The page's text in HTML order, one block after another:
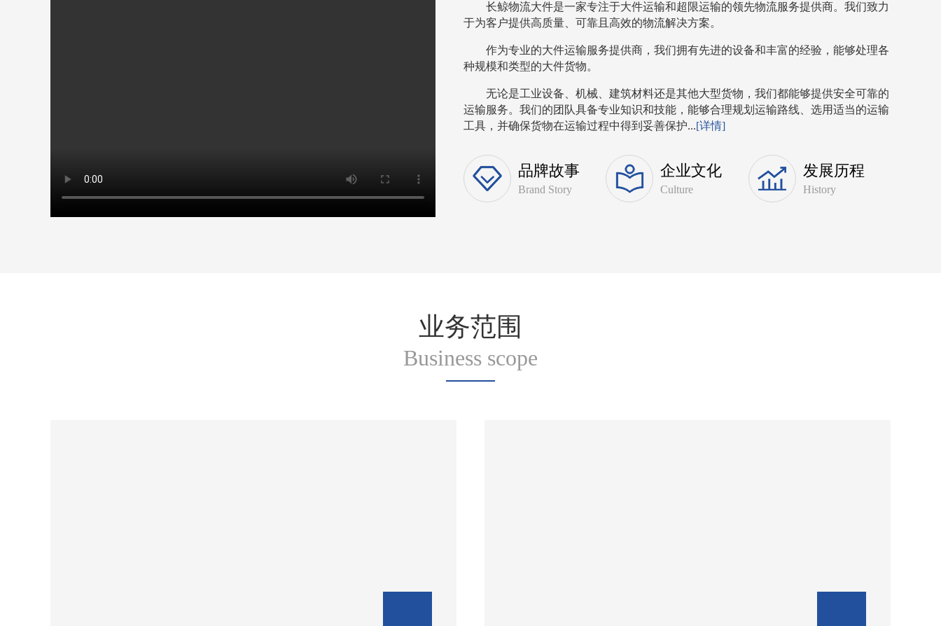
长鲸物流大件是一家专注于大件运输和超限运输的领先物流服务提供商。我们致力
于为客户提供高质量、可靠且高效的物流解决方案。
作为专业的大件运输服务提供商，我们拥有先进的设备和丰富的经验，能够处理各
种规模和类型的大件货物。
无论是工业设备、机械、建筑材料还是其他大型货物，我们都能够提供安全可靠的
运输服务。我们的团队具备专业知识和技能，能够合理规划运输路线、选用适当的运输
工具，并确保货物在运输过程中得到妥善保护...[详情]
品牌故事
Brand Story
企业文化
Culture
发展历程
History
业务范围
Business scope